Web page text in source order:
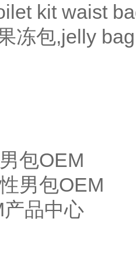
kit waist
冻包,jelly bag
包OEM
男包OEM
品中心